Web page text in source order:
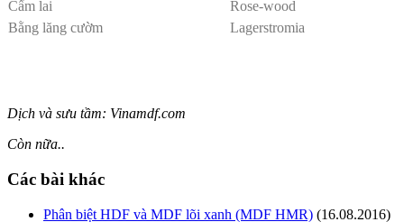
Cẩm lai
Rose-wood
Bằng lăng cườm
Lagerstromia
Dịch và sưu tầm: Vinamdf.com
Còn nữa..
Các bài khác
Phân biệt HDF và MDF lõi xanh (MDF HMR) (16.08.2016)